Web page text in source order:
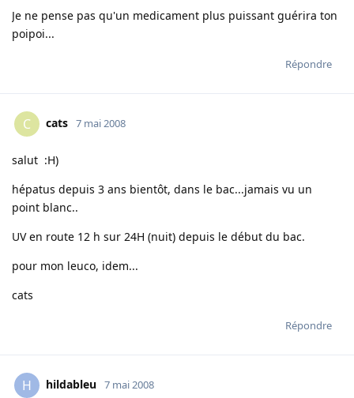
Je ne pense pas qu'un medicament plus puissant guérira ton
poipoi...
Répondre
C cats 7 mai 2008
salut :H)
hépatus depuis 3 ans bientôt, dans le bac...jamais vu un
point blanc..
UV en route 12 h sur 24H (nuit) depuis le début du bac.
pour mon leuco, idem...
cats
Répondre
H hildableu 7 mai 2008